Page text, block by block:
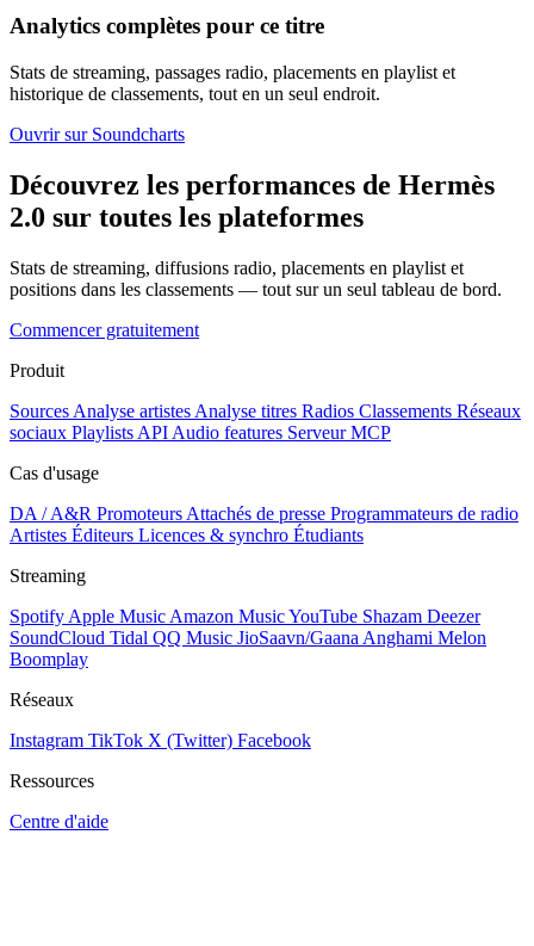
Analytics complètes pour ce titre
Stats de streaming, passages radio, placements en playlist et
historique de classements, tout en un seul endroit.
Ouvrir sur Soundcharts
Découvrez les performances de Hermès
2.0 sur toutes les plateformes
Stats de streaming, diffusions radio, placements en playlist et
positions dans les classements — tout sur un seul tableau de bord.
Commencer gratuitement
Produit
Sources Analyse artistes Analyse titres Radios Classements Réseaux
sociaux Playlists API Audio features Serveur MCP
Cas d'usage
DA / A&R Promoteurs Attachés de presse Programmateurs de radio
Artistes Éditeurs Licences & synchro Étudiants
Streaming
Spotify Apple Music Amazon MusicYouTube Shazam Deezer
SoundCloud Tidal QQ Music JioSaavn/Gaana Anghami Melon
Boomplay
Réseaux
Instagram TikTok X (Twitter) Facebook
Ressources
Centre d'aide